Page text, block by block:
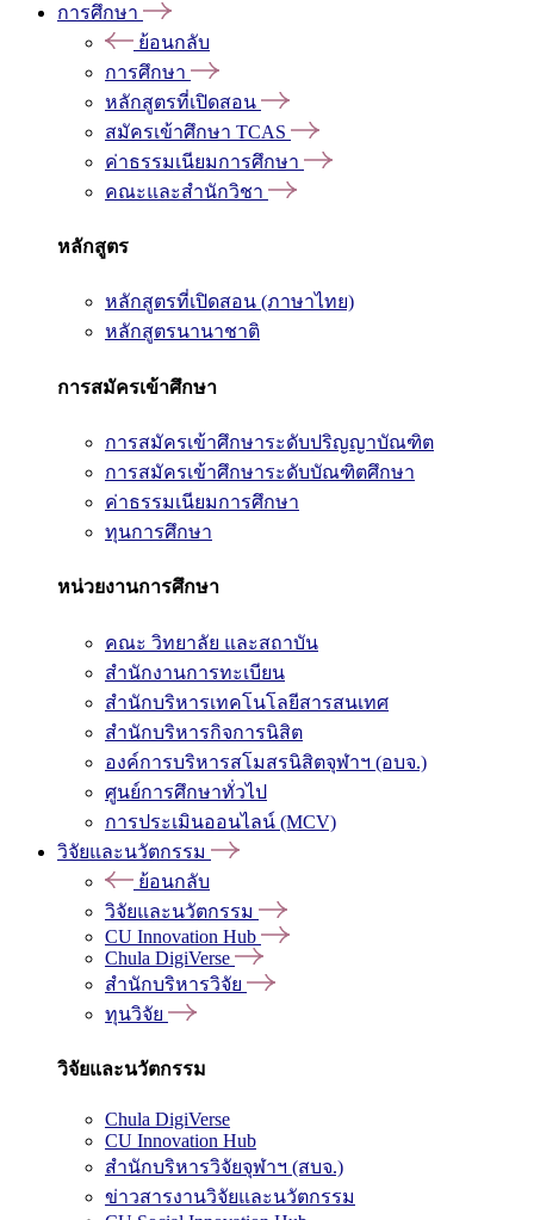
การศึกษา
ย้อนกลับ
การศึกษา
หลักสูตรที่เปิดสอน
สมัครเข้าศึกษา TCAS
ค่าธรรมเนียมการศึกษา
คณะและสำนักวิชา
หลักสูตร
หลักสูตรที่เปิดสอน (ภาษาไทย)
หลักสูตรนานาชาติ
การสมัครเข้าศึกษา
การสมัครเข้าศึกษาระดับปริญญาบัณฑิต
การสมัครเข้าศึกษาระดับบัณฑิตศึกษา
ค่าธรรมเนียมการศึกษา
ทุนการศึกษา
หน่วยงานการศึกษา
คณะ วิทยาลัย และสถาบัน
สำนักงานการทะเบียน
สำนักบริหารเทคโนโลยีสารสนเทศ
สำนักบริหารกิจการนิสิต
องค์การบริหารสโมสรนิสิตจุฬาฯ (อบจ.)
ศูนย์การศึกษาทั่วไป
การประเมินออนไลน์ (MCV)
วิจัยและนวัตกรรม
ย้อนกลับ
วิจัยและนวัตกรรม
CU Innovation Hub
Chula DigiVerse
สำนักบริหารวิจัย
ทุนวิจัย
วิจัยและนวัตกรรม
Chula DigiVerse
CU Innovation Hub
สำนักบริหารวิจัยจุฬาฯ (สบจ.)
ข่าวสารงานวิจัยและนวัตกรรม